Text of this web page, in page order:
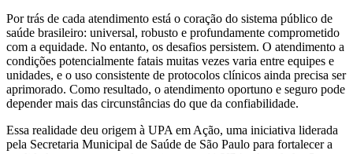
Por trás de cada atendimento está o coração do sistema público de
saúde brasileiro: universal, robusto e profundamente comprometido
com a equidade. No entanto, os desafios persistem. O atendimento a
condições potencialmente fatais muitas vezes varia entre equipes e
unidades, e o uso consistente de protocolos clínicos ainda precisa ser
aprimorado. Como resultado, o atendimento oportuno e seguro pode
depender mais das circunstâncias do que da confiabilidade.
Essa realidade deu origem à UPA em Ação, uma iniciativa liderada
pela Secretaria Municipal de Saúde de São Paulo para fortalecer a